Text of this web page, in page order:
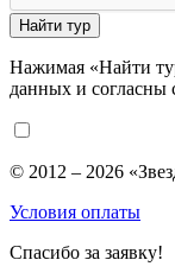
Найти тур
Нажимая «Найти
данных и согласны
© 2012 – 2026
Условия оплаты
Спасибо за заявку!